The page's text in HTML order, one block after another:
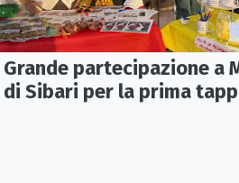
Grande partecipazione a
di Sibari per la prima